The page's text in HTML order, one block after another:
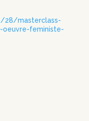
28/masterclass-
oeuvre-feministe-